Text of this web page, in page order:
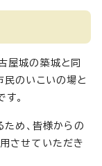
屋城の築城と同
民のいこいの場と
。
ため、皆様からの
させていただき